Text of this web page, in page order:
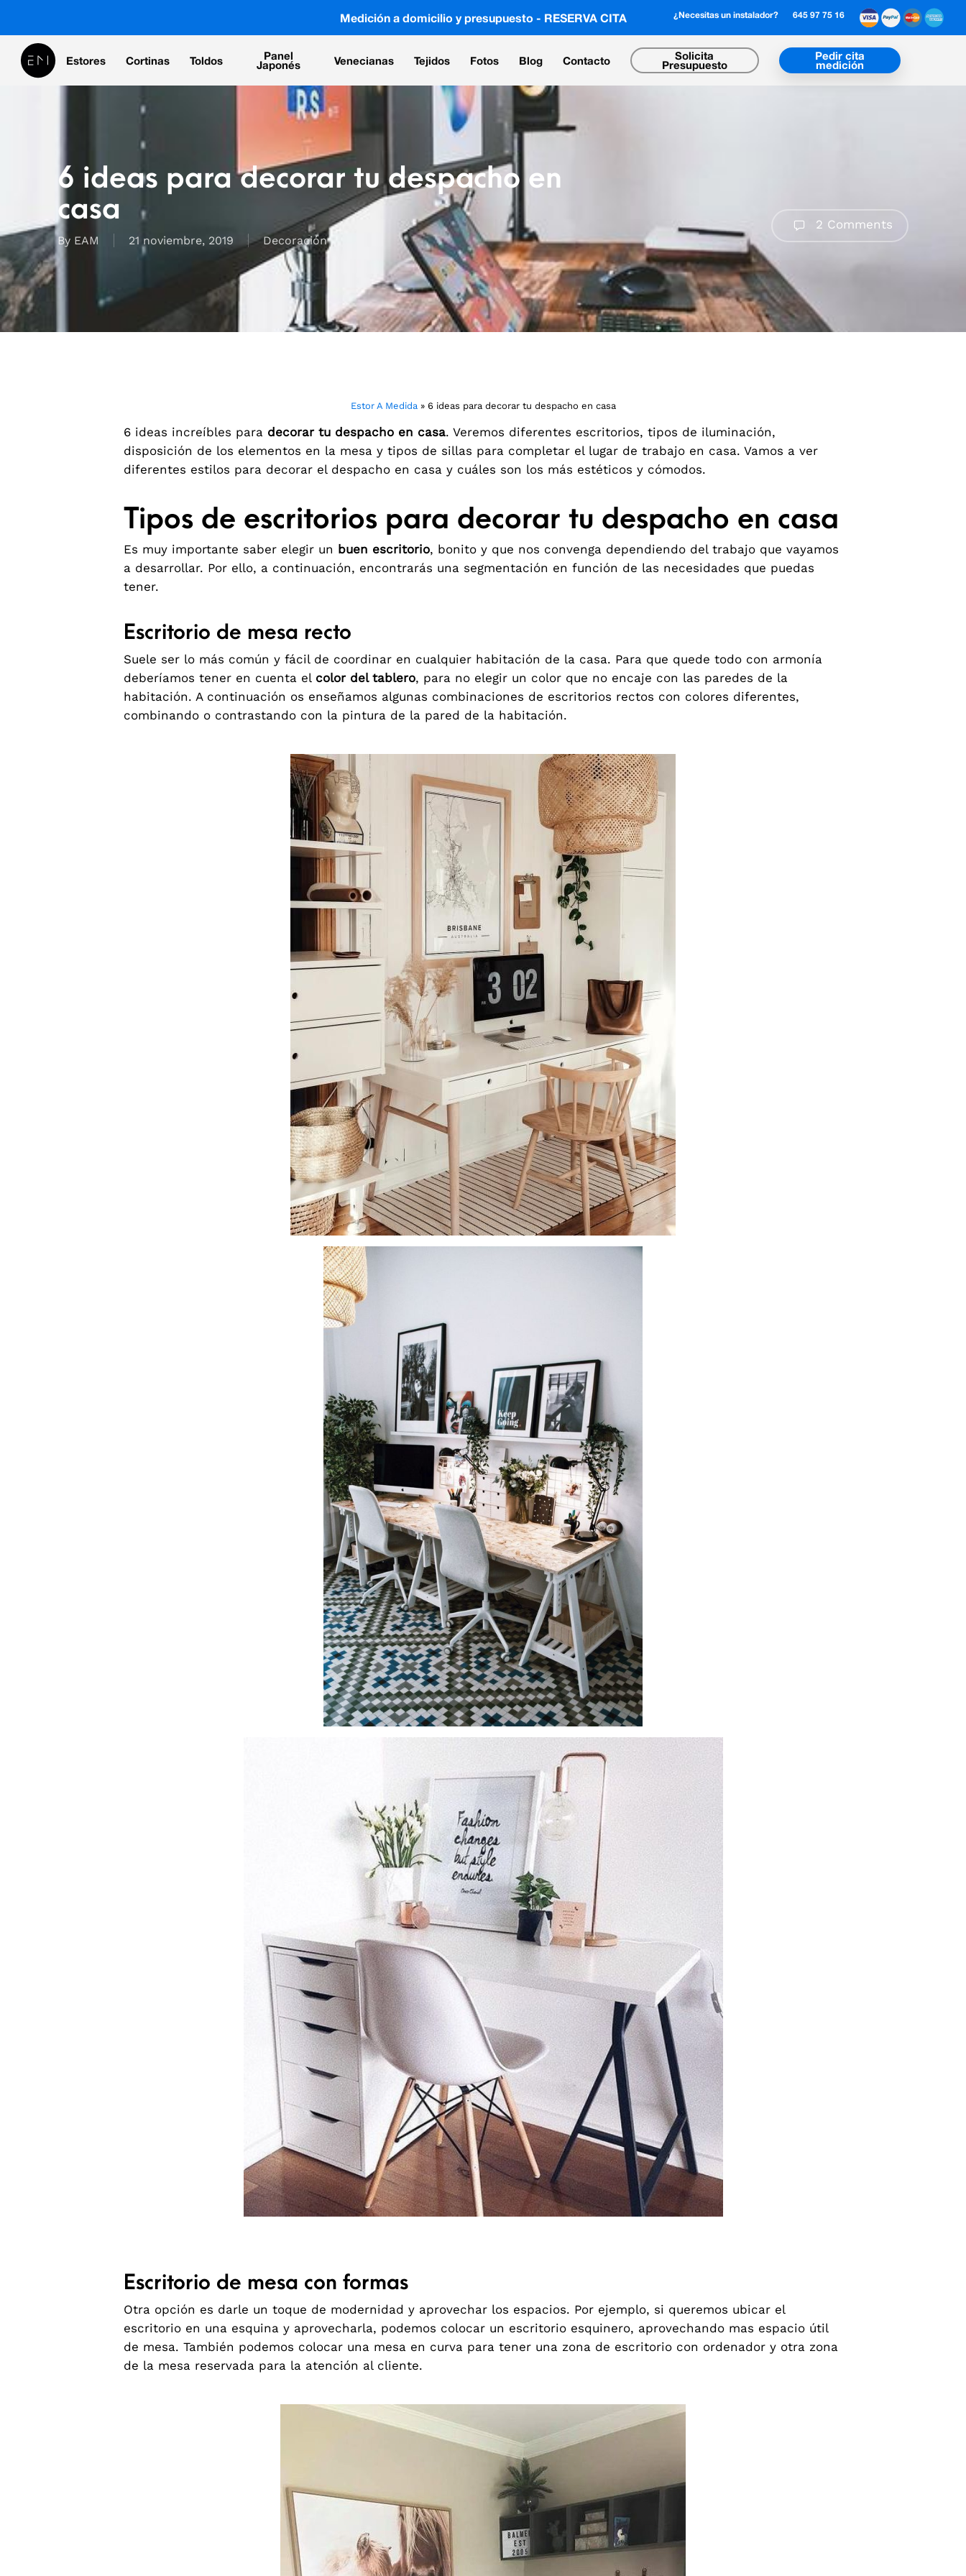
main
content
Medición a domicilio y presupuesto - RESERVA CITA ¿Necesitas un instalador? 645 97 75 16
Estores Cortinas Toldos Panel
Japonés Venecianas Tejidos Fotos Blog Contacto Solicita
Presupuesto
Pedir cita
medición
6 ideas para decorar tu despacho en
casa
By EAM 21 noviembre, 2019 Decoración
2 Comments
Estor A Medida» 6 ideas para decorar tu despacho en casa
6 ideas increíbles para decorar tu despacho en casa. Veremos diferentes escritorios, tipos de iluminación,
disposición de los elementos en la mesa y tipos de sillas para completar el lugar de trabajo en casa. Vamos a ver
diferentes estilos para decorar el despacho en casa y cuáles son los más estéticos y cómodos.
Tipos de escritorios para decorar tu despacho en casa
Es muy importante saber elegir un buen escritorio, bonito y que nos convenga dependiendo del trabajo que vayamos
a desarrollar. Por ello, a continuación, encontrarás una segmentación en función de las necesidades que puedas
tener.
Escritorio de mesa recto
Suele ser lo más común y fácil de coordinar en cualquier habitación de la casa. Para que quede todo con armonía
deberíamos tener en cuenta el color del tablero, para no elegir un color que no encaje con las paredes de la
habitación. A continuación os enseñamos algunas combinaciones de escritorios rectos con colores diferentes,
combinando o contrastando con la pintura de la pared de la habitación.
Escritorio de mesa con formas
Otra opción es darle un toque de modernidad y aprovechar los espacios. Por ejemplo, si queremos ubicar el
escritorio en una esquina y aprovecharla, podemos colocar un escritorio esquinero, aprovechando mas espacio útil
de mesa. También podemos colocar una mesa en curva para tener una zona de escritorio con ordenador y otra zona
de la mesa reservada para la atención al cliente.